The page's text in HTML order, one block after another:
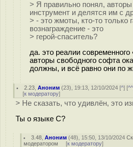
> Я правильно понял,
инструмент и делятся им с
> - это жмоты, кто-то только
вознаграждение - это
> герой-спаситель?
да. это реалии
авторы свободного софта
должны, и всё равно они по
2.23 ,Аноним (23), 19:13, 12/10/2024 [^] [^^
[к модератору]
> Не сказать, что удивлён, это
Ты о языке C?
3.48 ,Аноним (48), 15:50, 13/10/2024
модератором [к модератору]